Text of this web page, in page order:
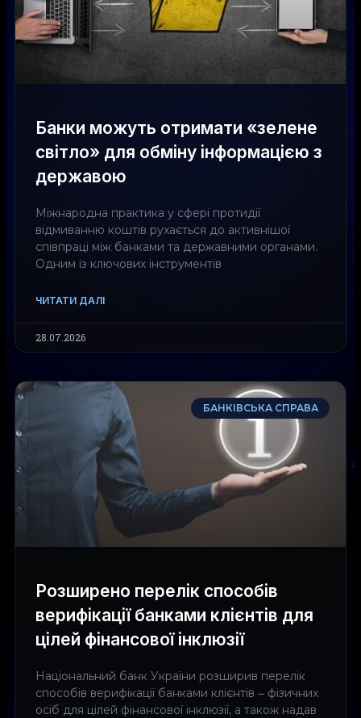
Банки можуть отримати «зелене
світло» для обміну інформацією з
державою
Міжнародна практика у сфері протидії
відмиванню коштів рухається до активнішої
співпраці між банками та державними органами.
Одним із ключових інструментів
ЧИТАТИ ДАЛІ
28.07.2026
БАНКІВСЬКА СПРАВА
Розширено перелік способів
верифікації банками клієнтів для
цілей фінансової інклюзії
Національний банк України розширив перелік
способів верифікації банками клієнтів ‒ фізичних
осіб для цілей фінансової інклюзії, а також надав